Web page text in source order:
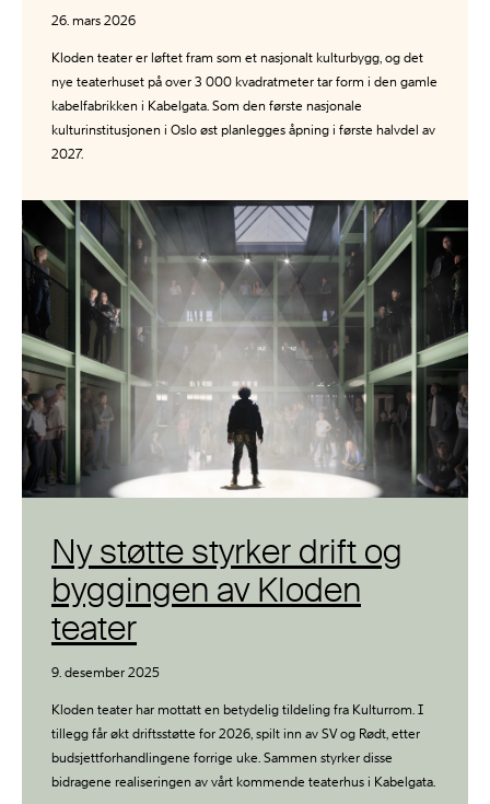
26. mars 2026
Kloden teater er løftet fram som et nasjonalt kulturbygg, og det
nye teaterhuset på over 3 000 kvadratmeter tar form i den gamle
kabelfabrikken i Kabelgata. Som den første nasjonale
kulturinstitusjonen i Oslo øst planlegges åpning i første halvdel av
2027.
Ny støtte styrker drift og
byggingen av Kloden
teater
9. desember 2025
Kloden teater har mottatt en betydelig tildeling fra Kulturrom. I
tillegg får økt driftsstøtte for 2026, spilt inn av SV og Rødt, etter
budsjettforhandlingene forrige uke. Sammen styrker disse
bidragene realiseringen av vårt kommende teaterhus i Kabelgata.